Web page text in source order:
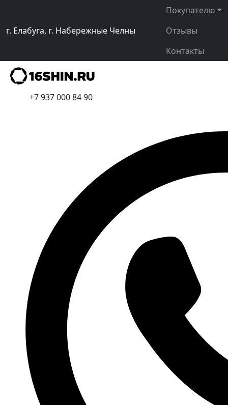
г. Елабуга, г. Набережные Челны
Покупателю
Отзывы
Контакты
+7 937 000 84 90